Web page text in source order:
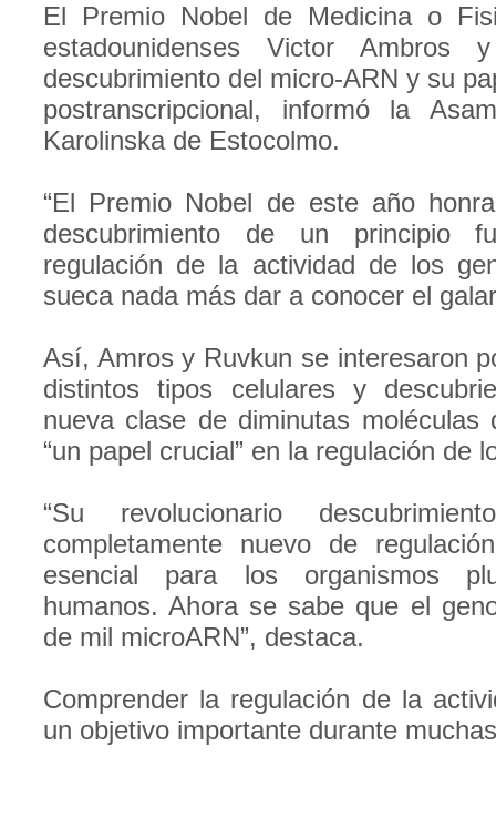
El Premio Nobel de Medicina o
estadounidenses Victor
descubrimiento del micro-ARN y su
postranscripcional, informó la
Karolinska de Estocolmo.
“El Premio Nobel de este año
descubrimiento de un principio
regulación de la actividad de los
sueca nada más dar a conocer el
Así, Amros y Ruvkun se interesaron
distintos tipos celulares y
nueva clase de diminutas moléculas
“un papel crucial” en la regulación de
“Su revolucionario
completamente nuevo de
esencial para los organismos
humanos. Ahora se sabe que el
de mil microARN”, destaca.
Comprender la regulación de la
un objetivo importante durante